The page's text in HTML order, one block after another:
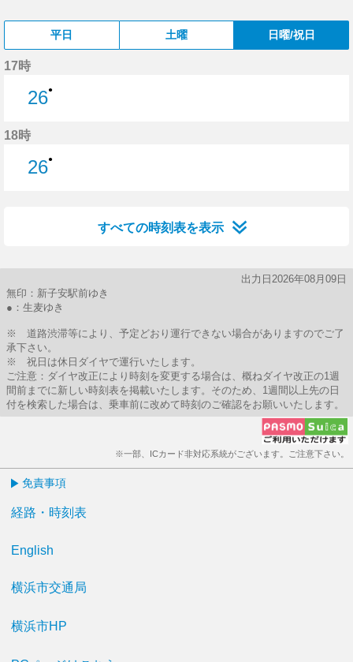
平日 土曜 日曜/祝日
17時
26●
18時
26●
すべての時刻表を表示
出力日2026年08月09日
無印：新子安駅前ゆき
●：生麦ゆき
※ 道路渋滞等により、予定どおり運行できない場合がありますのでご了
承下さい。
※ 祝日は休日ダイヤで運行いたします。
ご注意：ダイヤ改正により時刻を変更する場合は、概ねダイヤ改正の1週
間前までに新しい時刻表を掲載いたします。そのため、1週間以上先の日
付を検索した場合は、乗車前に改めて時刻のご確認をお願いいたします。
※一部、ICカード非対応系統がございます。ご注意下さい。
免責事項
経路・時刻表
English
横浜市交通局
横浜市HP